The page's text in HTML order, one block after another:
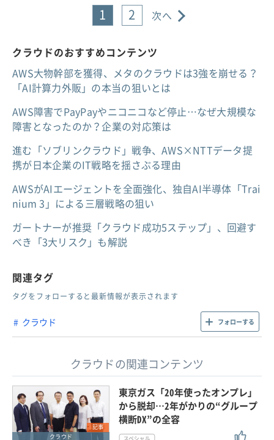
1 2 次へ
クラウドのおすすめコンテンツ
AWS大物幹部を獲得、メタのクラウドは3強を崩せる？
「AI計算力外販」の本当の狙いとは
AWS障害でPayPayやニコニコなど停止…なぜ大規模な
障害となったのか？企業の対応策は
進む「ソブリンクラウド」戦争、AWS×NTTデータ提
携が日本企業のIT戦略を揺さぶる理由
AWSがAIエージェントを全面強化、独自AI半導体「Trai
nium 3」による三層戦略の狙い
ガートナーが推奨「クラウド成功5ステップ」、回避す
べき「3大リスク」も解説
関連タグ
タグをフォローすると最新情報が表示されます
クラウド フォローする
クラウドの関連コンテンツ
記事
クラウド
東京ガス「20年使ったオンプレ」
から脱却…2年がかりの“グループ
横断DX”の全容